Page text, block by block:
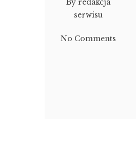
By redakcja
serwisu
No Comments